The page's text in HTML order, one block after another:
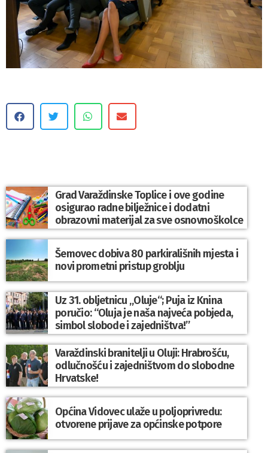
Grad Varaždinske Toplice i ove godine
osigurao radne bilježnice i dodatni
obrazovni materijal za sve osnovnoškolce
Šemovec dobiva 80 parkirališnih mjesta i
novi prometni pristup groblju
Uz 31. obljetnicu „Oluje“; Puja iz Knina
poručio: “Oluja je naša najveća pobjeda,
simbol slobode i zajedništva!”
Varaždinski branitelji u Oluji: Hrabrošću,
odlučnošću i zajedništvom do slobodne
Hrvatske!
Općina Vidovec ulaže u poljoprivredu:
otvorene prijave za općinske potpore